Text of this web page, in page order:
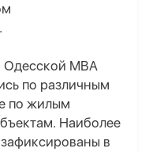
Одесской МВА
по различным
по жилым
Наиболее
в